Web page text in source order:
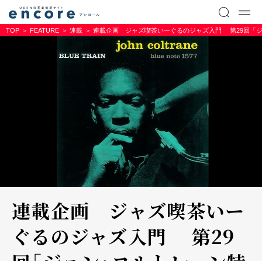
TOP FEATURE 連載 連載企画 ジャズ喫茶いーぐるのジャズ入門 第29回「
連載企画 ジャズ喫茶いー
ぐるのジャズ入門 第29